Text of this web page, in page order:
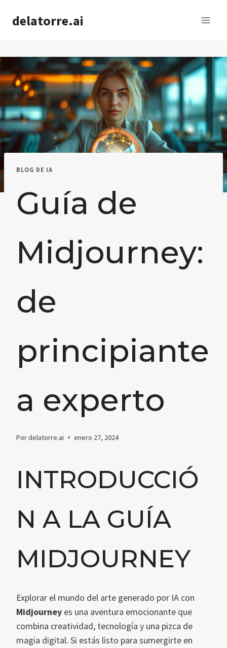
delatorre.ai
BLOG DE IA
Guía de
Midjourney:
de
principiante
a experto
Pordelatorre.ai enero 27, 2024
INTRODUCCIÓ
N A LA GUÍA
MIDJOURNEY
Explorar el mundo del arte generado por IA con
Midjourney es una aventura emocionante que
combina creatividad, tecnología y una pizca de
magia digital. Si estás listo para sumergirte en